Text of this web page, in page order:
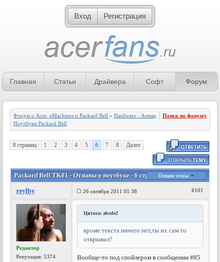
Вход Регистрация
Главная Статьи Драйвера Софт Форум
Форум о Acer, eMachines и Packard Bell »Hardware - Аппаратное обеспечение»
Ноутбуки Packard Bell
Поиск по форуму
8 страниц 1 2 3 4 5 6 7 8 Далее
Packard Bell TK81 - Отзывы о ноутбуке - 6 страницаОпции темы
reylby 26 октября 2011 01:38 #101
Редактор
Репутация:5374
Цитата: abcde2
кроме текста ничего нет,ты их сам то
открывал?
Вообще-то под спойлером в сообщении #85